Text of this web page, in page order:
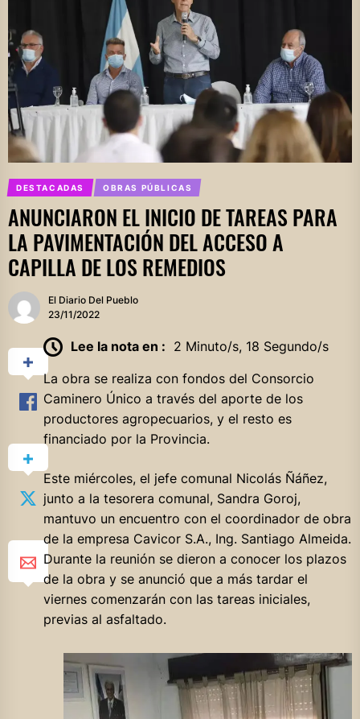
DESTACADAS OBRAS PÚBLICAS
ANUNCIARON EL INICIO DE TAREAS PARA
LA PAVIMENTACIÓN DEL ACCESO A
CAPILLA DE LOS REMEDIOS
El Diario Del Pueblo
23/11/2022
Lee la nota en : 2 Minuto/s, 18 Segundo/s
La obra se realiza con fondos del Consorcio
Caminero Único a través del aporte de los
productores agropecuarios, y el resto es
financiado por la Provincia.
Este miércoles, el jefe comunal Nicolás Ñáñez,
junto a la tesorera comunal, Sandra Goroj,
mantuvo un encuentro con el coordinador de obra
de la empresa Cavicor S.A., Ing. Santiago Almeida.
Durante la reunión se dieron a conocer los plazos
de la obra y se anunció que a más tardar el
viernes comenzarán con las tareas iniciales,
previas al asfaltado.